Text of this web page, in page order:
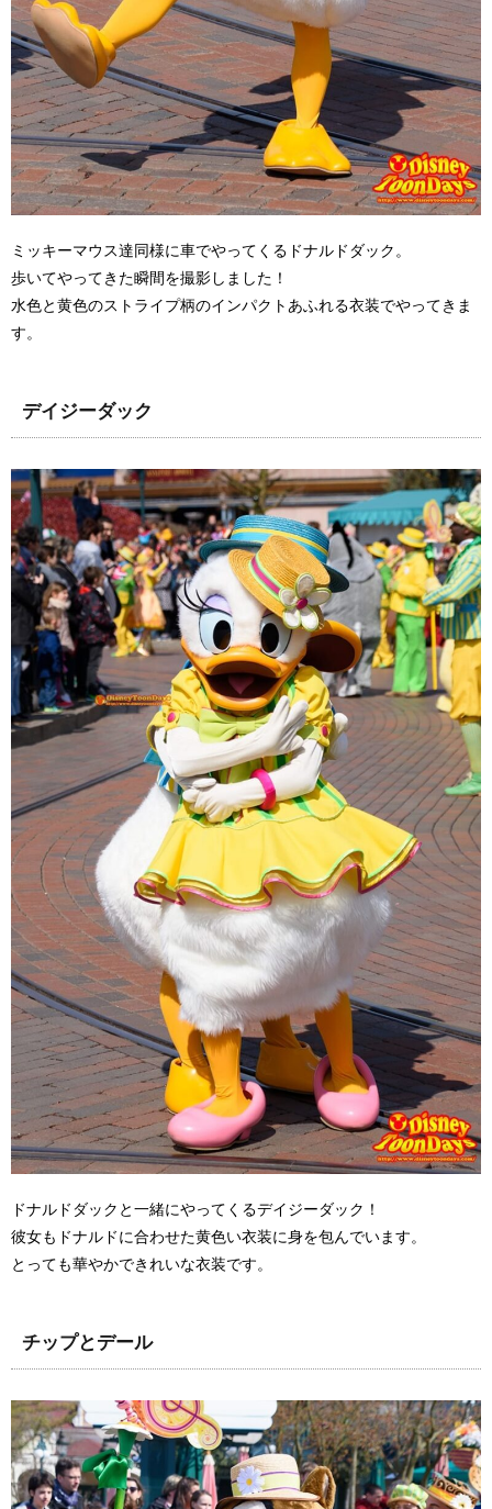
ミッキーマウス達同様に車でやってくるドナルドダック。
歩いてやってきた瞬間を撮影しました！
水色と黄色のストライプ柄のインパクトあふれる衣装でやってきま
す。
デイジーダック
ドナルドダックと一緒にやってくるデイジーダック！
彼女もドナルドに合わせた黄色い衣装に身を包んでいます。
とっても華やかできれいな衣装です。
チップとデール